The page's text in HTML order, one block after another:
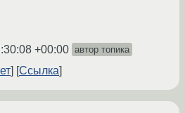
+00:00 автор топика
Ссылка